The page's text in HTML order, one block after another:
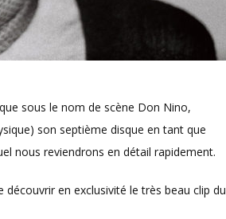
sous le nom de scène Don Nino,
son septième disque en tant que
nous reviendrons en détail rapidement.
en exclusivité le très beau clip du